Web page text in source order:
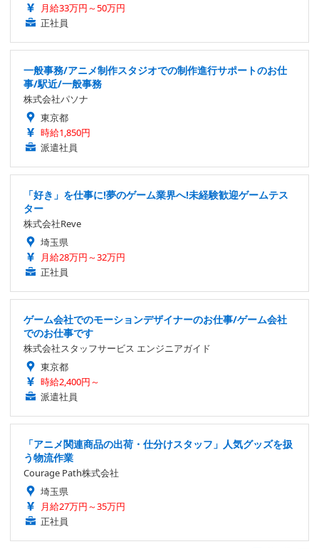
月給33万円～50万円
正社員
一般事務/アニメ制作スタジオでの制作進行サポートのお仕
事/駅近/一般事務
株式会社パソナ
東京都
時給1,850円
派遣社員
「好き」を仕事に!夢のゲーム業界へ!未経験歓迎ゲームテス
ター
株式会社Reve
埼玉県
月給28万円～32万円
正社員
ゲーム会社でのモーションデザイナーのお仕事/ゲーム会社
でのお仕事です
株式会社スタッフサービス エンジニアガイド
東京都
時給2,400円～
派遣社員
「アニメ関連商品の出荷・仕分けスタッフ」人気グッズを扱
う物流作業
Courage Path株式会社
埼玉県
月給27万円～35万円
正社員